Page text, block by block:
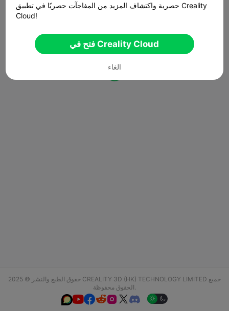
حقوق الطبع والنشر © 2025 CREALITY 3D (HK) TECHNOLOGY LIMITED جميع
الحقوق محفوظة.
  
حصرية واكتشاف المزيد من المفاجآت حصريًا في تطبيق Creality
Cloud!
فتح في Creality Cloud
الغاء